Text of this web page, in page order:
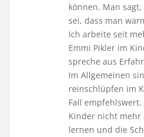
können. Man
sei, dass man
Ich arbeite seit
Emmi Pikler im
spreche aus
Im Allgemeinen
reinschlüpfen im
Fall
Kinder nicht mehr
lernen und die